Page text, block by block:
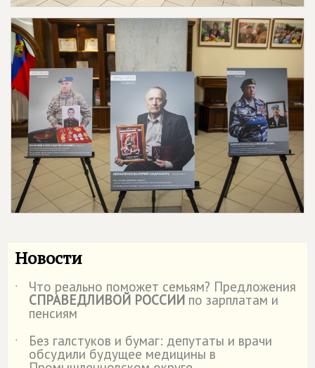
Новости
˙ Что реально поможет семьям? Предложения
СПРАВЕДЛИВОЙ РОССИИ по зарплатам и
пенсиям
˙
Без галстуков и бумаг: депутаты и врачи
обсудили будущее медицины в